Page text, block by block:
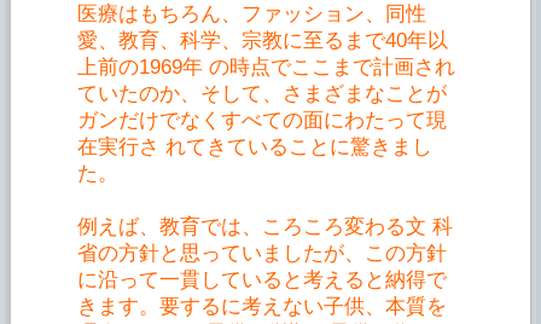
医療はもちろん、ファッション、同性
愛、教育、科学、宗教に至るまで40年以
上前の1969年 の時点でここまで計画され
ていたのか、そして、さまざまなことが
ガンだけでなくすべての面にわたって現
在実行さ れてきていることに驚きまし
た。
例えば、教育では、ころころ変わる文 科
省の方針と思っていましたが、この方針
に沿って一貫していると考えると納得で
きます。要するに考えない子供、本質を